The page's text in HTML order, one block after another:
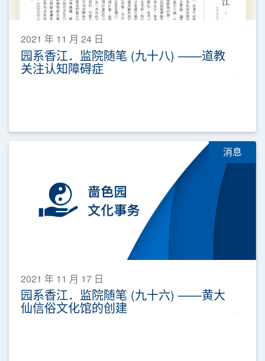
2021 年 11 月 24 日
园系香江．监院随笔 (九十八) ——道教
关注认知障碍症
消息
2021 年 11 月 17 日
园系香江．监院随笔 (九十六) ——黄大
仙信俗文化馆的创建